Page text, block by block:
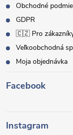
Obchodné
GDPR
🇨🇿 Pro
Veľkoobchodná
Moja objednávka
Facebook
Instagram